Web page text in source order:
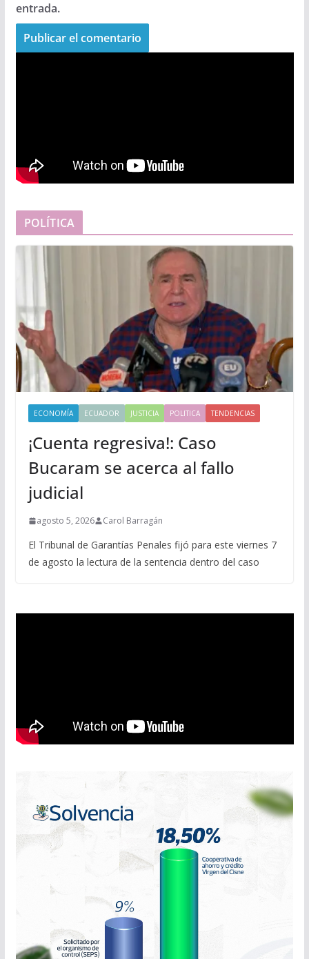
entrada.
POLÍTICA
ECONOMÍA ECUADOR JUSTICIA POLITICA TENDENCIAS
¡Cuenta regresiva!: Caso
Bucaram se acerca al fallo
judicial
agosto 5, 2026 Carol Barragán
El Tribunal de Garantías Penales fijó para este viernes 7
de agosto la lectura de la sentencia dentro del caso